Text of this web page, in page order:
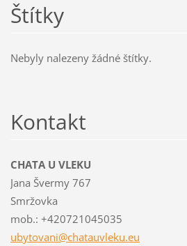
Štítky
Nebyly nalezeny žádné štítky.
Kontakt
CHATA U VLEKU
Jana Švermy 767
Smržovka
mob.: +420721045035
ubytovani@chatauvleku.eu